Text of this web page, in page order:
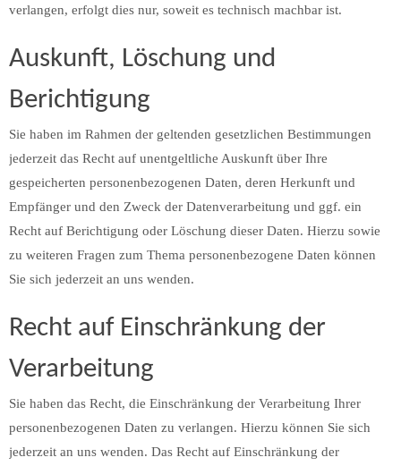
verlangen, erfolgt dies nur, soweit es technisch machbar ist.
Auskunft, Löschung und
Berichtigung
Sie haben im Rahmen der geltenden gesetzlichen Bestimmungen
jederzeit das Recht auf unentgeltliche Auskunft über Ihre
gespeicherten personenbezogenen Daten, deren Herkunft und
Empfänger und den Zweck der Datenverarbeitung und ggf. ein
Recht auf Berichtigung oder Löschung dieser Daten. Hierzu sowie
zu weiteren Fragen zum Thema personenbezogene Daten können
Sie sich jederzeit an uns wenden.
Recht auf Einschränkung der
Verarbeitung
Sie haben das Recht, die Einschränkung der Verarbeitung Ihrer
personenbezogenen Daten zu verlangen. Hierzu können Sie sich
jederzeit an uns wenden. Das Recht auf Einschränkung der